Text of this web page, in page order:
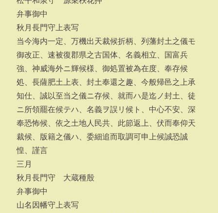
弁事御中
秋月長門守上表写
当今海内一定、万機出天裁候折柄、列藩封土之儀モ
御改正、速被復郡県之古国体、名義相立、国富兵
強、神威海外ニ輝候様、御処置被為在度、奉存候
処、長薩肥土上表、封土奉還之趣、今般帰邑之上承
知仕、誠以至当之儀ニ存候、就而ハ是迄ノ封土、徒
ニ所領罷在候テハ、名義ヲ誤リ候ト、中心不安、深
奉恐怖候、依之土地人民共、此節返上、伏而奉仰天
裁候、版籍之儀ハ、委細追而取調可申上候誠恐誠
惶、謹言
三月
秋月長門守 大蔵種殷
弁事御中
山名因幡守上表写